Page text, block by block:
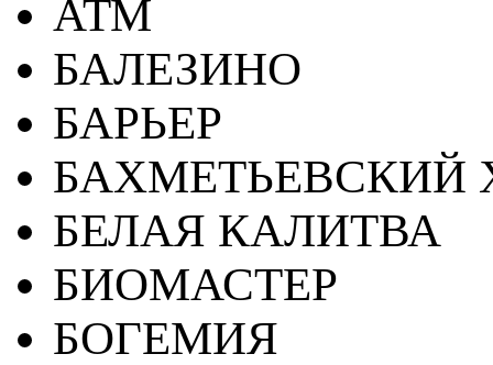
АТМ
БАЛЕЗИНО
БАРЬЕР
БАХМЕТЬЕВСКИЙ
БЕЛАЯ КАЛИТВА
БИОМАСТЕР
БОГЕМИЯ